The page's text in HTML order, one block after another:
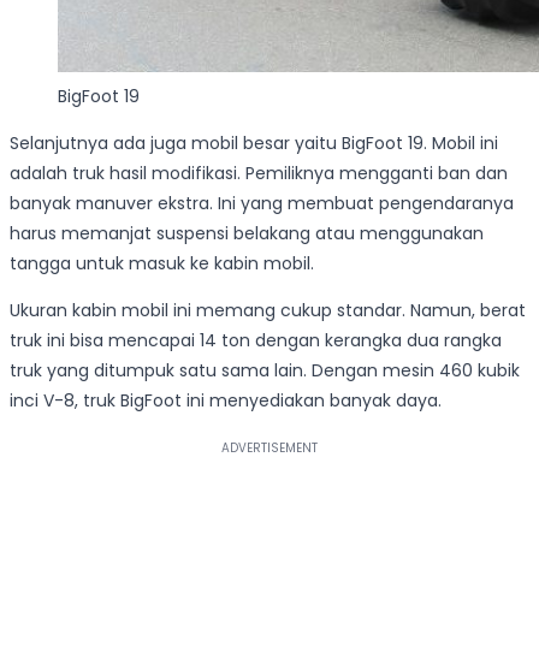
BigFoot 19
Selanjutnya ada juga mobil besar yaitu BigFoot 19. Mobil ini
adalah truk hasil modifikasi. Pemiliknya mengganti ban dan
banyak manuver ekstra. Ini yang membuat pengendaranya
harus memanjat suspensi belakang atau menggunakan
tangga untuk masuk ke kabin mobil.
Ukuran kabin mobil ini memang cukup standar. Namun, berat
truk ini bisa mencapai 14 ton dengan kerangka dua rangka
truk yang ditumpuk satu sama lain. Dengan mesin 460 kubik
inci V-8, truk BigFoot ini menyediakan banyak daya.